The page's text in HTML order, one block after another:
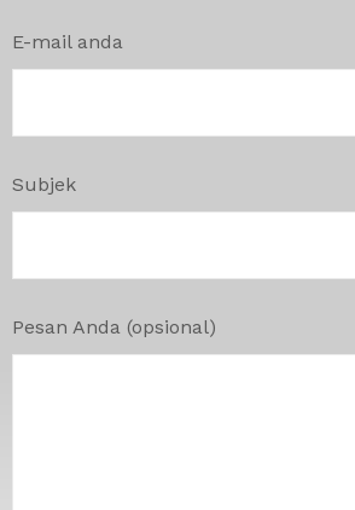
E-mail anda
Subjek
Pesan Anda (opsional)